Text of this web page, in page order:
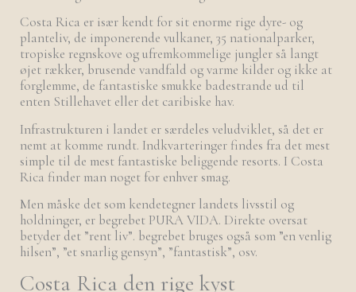
Costa Rica er især kendt for sit enorme rige dyre- og
planteliv, de imponerende vulkaner, 35 nationalparker,
tropiske regnskove og ufremkommelige jungler så langt
øjet rækker, brusende vandfald og varme kilder og ikke at
forglemme, de fantastiske smukke badestrande ud til
enten Stillehavet eller det caribiske hav.
Infrastrukturen i landet er særdeles veludviklet, så det er
nemt at komme rundt. Indkvarteringer findes fra det mest
simple til de mest fantastiske beliggende resorts. I Costa
Rica finder man noget for enhver smag.
Men måske det som kendetegner landets livsstil og
holdninger, er begrebet PURA VIDA. Direkte oversat
betyder det ”rent liv”. begrebet bruges også som ”en venlig
hilsen”, ”et snarlig gensyn”, ”fantastisk”, osv.
Costa Rica den rige kyst